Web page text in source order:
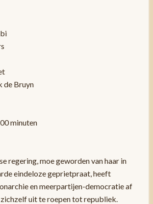
de Bruyn
minuten
regering, moe geworden van haar in
eindeloze geprietpraat, heeft
en meerpartijen-democratie af
uit te roepen tot republiek.